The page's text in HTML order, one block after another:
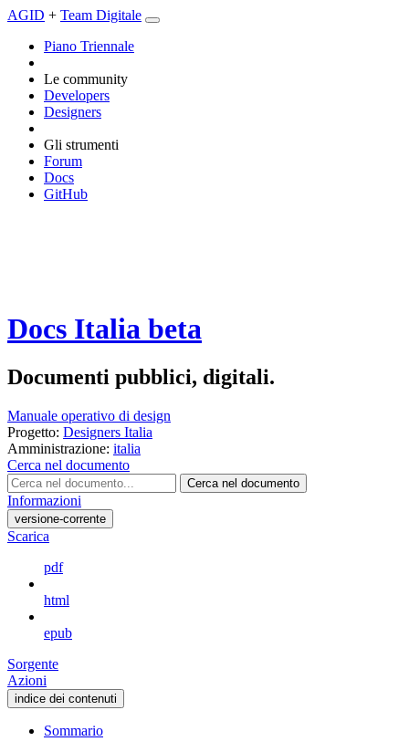
AGID + Team Digitale
Piano Triennale
Le community
Developers
Designers
Gli strumenti
Forum
Docs
GitHub
Docs Italia beta
Documenti pubblici, digitali.
Manuale operativo di design
Progetto: Designers Italia
Amministrazione: italia
Cerca nel documento
Cerca nel documento
Informazioni
versione-corrente
Scarica
pdf
html
epub
Sorgente
Azioni
indice dei contenuti
Sommario